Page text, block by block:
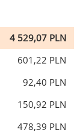
4 529,07 PLN
601,22 PLN
92,40 PLN
150,92 PLN
478,39 PLN